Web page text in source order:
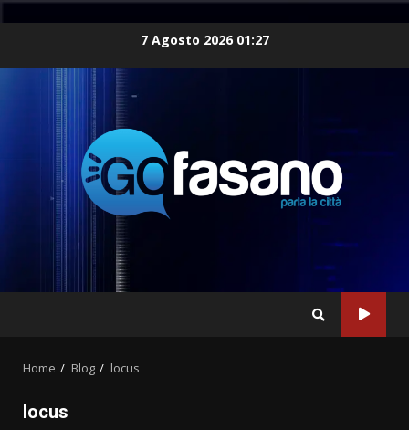
7 Agosto 2026 01:27
Home Blog locus
locus